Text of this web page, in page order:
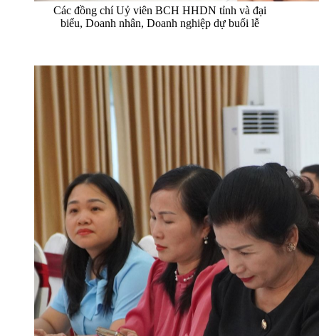
Các đồng chí Uỷ viên BCH HHDN tỉnh và đại
biểu, Doanh nhân, Doanh nghiệp dự buổi lễ